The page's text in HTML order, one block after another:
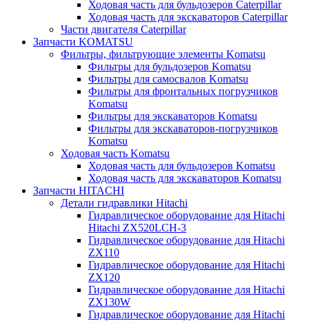
Ходовая часть для бульдозеров Caterpillar
Ходовая часть для экскаваторов Caterpillar
Части двигателя Caterpillar
Запчасти KOMATSU
Фильтры, фильтрующие элементы Komatsu
Фильтры для бульдозеров Komatsu
Фильтры для самосвалов Komatsu
Фильтры для фронтальных погрузчиков
Komatsu
Фильтры для экскаваторов Komatsu
Фильтры для экскаваторов-погрузчиков
Komatsu
Ходовая часть Komatsu
Ходовая часть для бульдозеров Komatsu
Ходовая часть для экскаваторов Komatsu
Запчасти HITACHI
Детали гидравлики Hitachi
Гидравлическое оборудование для Hitachi
Hitachi ZX520LCH-3
Гидравлическое оборудование для Hitachi
ZX110
Гидравлическое оборудование для Hitachi
ZX120
Гидравлическое оборудование для Hitachi
ZX130W
Гидравлическое оборудование для Hitachi